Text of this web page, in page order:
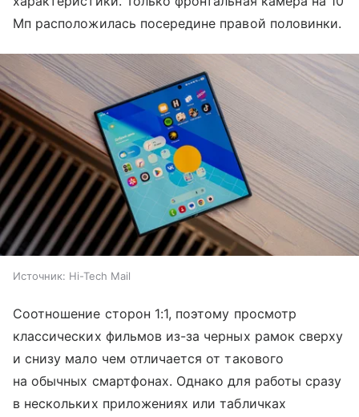
Мп расположилась посередине правой половинки.
Источник: Hi-Tech Mail
Соотношение сторон 1:1, поэтому просмотр
классических фильмов из-за черных рамок сверху
и снизу мало чем отличается от такового
на обычных смартфонах. Однако для работы сразу
в нескольких приложениях или табличках